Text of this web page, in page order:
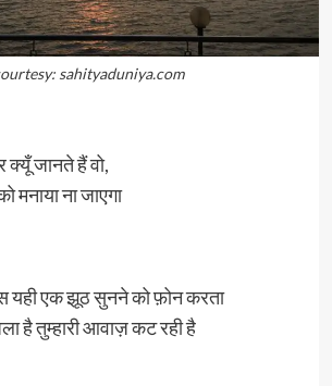
sahityaduniya.com
क्यूँ जानते हैं वो,
मनाया ना जाएगा
यही एक झूठ सुनने को फ़ोन करता
है तुम्हारी आवाज़ कट रही है